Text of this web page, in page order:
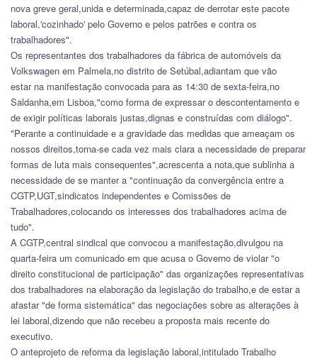
nova greve geral,unida e determinada,capaz de derrotar este pacote
laboral,'cozinhado' pelo Governo e pelos patrões e contra os
trabalhadores".
Os representantes dos trabalhadores da fábrica de automóveis da
Volkswagen em Palmela,no distrito de Setúbal,adiantam que vão
estar na manifestação convocada para as 14:30 de sexta-feira,no
Saldanha,em Lisboa,"como forma de expressar o descontentamento e
de exigir políticas laborais justas,dignas e construídas com diálogo".
"Perante a continuidade e a gravidade das medidas que ameaçam os
nossos direitos,torna-se cada vez mais clara a necessidade de preparar
formas de luta mais consequentes",acrescenta a nota,que sublinha a
necessidade de se manter a "continuação da convergência entre a
CGTP,UGT,sindicatos independentes e Comissões de
Trabalhadores,colocando os interesses dos trabalhadores acima de
tudo".
A CGTP,central sindical que convocou a manifestação,divulgou na
quarta-feira um comunicado em que acusa o Governo de violar "o
direito constitucional de participação" das organizações representativas
dos trabalhadores na elaboração da legislação do trabalho,e de estar a
afastar "de forma sistemática" das negociações sobre as alterações à
lei laboral,dizendo que não recebeu a proposta mais recente do
executivo.
O anteprojeto de reforma da legislação laboral,intitulado Trabalho